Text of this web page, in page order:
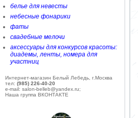
белье для невесты
небесные фонарики
фаты
свадебные мелочи
аксессуары для конкурсов красоты:
диадемы, ленты, номера для
участниц
Интернет-магазин Белый Лебедь, г.Москва
тел: (985) 226-40-20
e-mail: salon-belleb@yandex.ru;
Наша группа ВКОНТАКТЕ